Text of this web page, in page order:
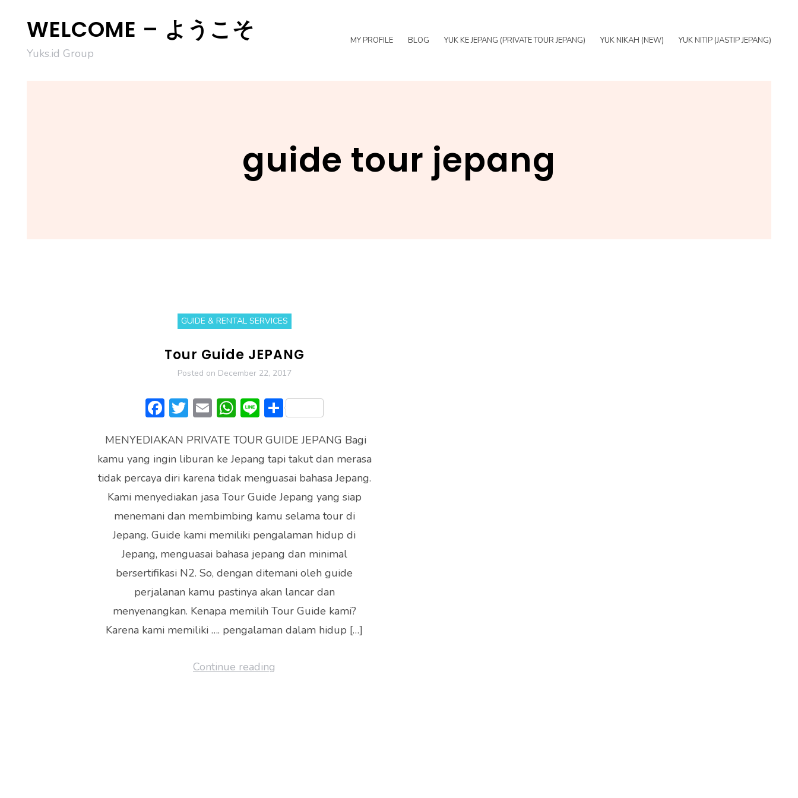
content
WELCOME – ようこそ
Yuks.id Group
MY PROFILE BLOG YUK KE JEPANG (PRIVATE TOUR JEPANG) YUK NIKAH (NEW) YUK NITIP (JASTIP JEPANG)
guide tour jepang
GUIDE & RENTAL SERVICES
Tour Guide JEPANG
Posted on December 22, 2017
F
e
b
o
ok
T
itt
er
E
ai
l
W
at
s
A
p
p
Li
e
S
ar
e
MENYEDIAKAN PRIVATE TOUR GUIDE JEPANG Bagi
kamu yang ingin liburan ke Jepang tapi takut dan merasa
tidak percaya diri karena tidak menguasai bahasa Jepang.
Kami menyediakan jasa Tour Guide Jepang yang siap
menemani dan membimbing kamu selama tour di
Jepang. Guide kami memiliki pengalaman hidup di
Jepang, menguasai bahasa jepang dan minimal
bersertifikasi N2. So, dengan ditemani oleh guide
perjalanan kamu pastinya akan lancar dan
menyenangkan. Kenapa memilih Tour Guide kami?
Karena kami memiliki …. pengalaman dalam hidup […]
Continue reading